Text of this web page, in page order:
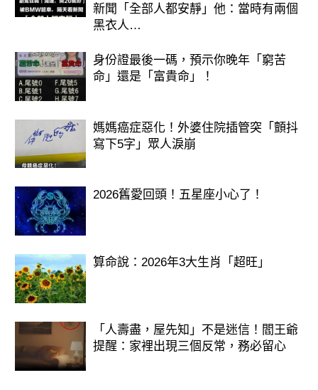
新聞「全部人都安靜」他：當時有兩個
黑衣人…
身份證最後一碼，預示你晚年「窮苦
命」還是「富貴命」！
媽媽癌症惡化！外婆住院插管突「顫抖
寫下5字」眾人淚崩
2026舊愛回頭！五星座小心了！
算命說：2026年3大生肖「超旺」
「人壽盡，屋先知」不是迷信！閻王爺
提醒：家裡出現三個反常，務必留心